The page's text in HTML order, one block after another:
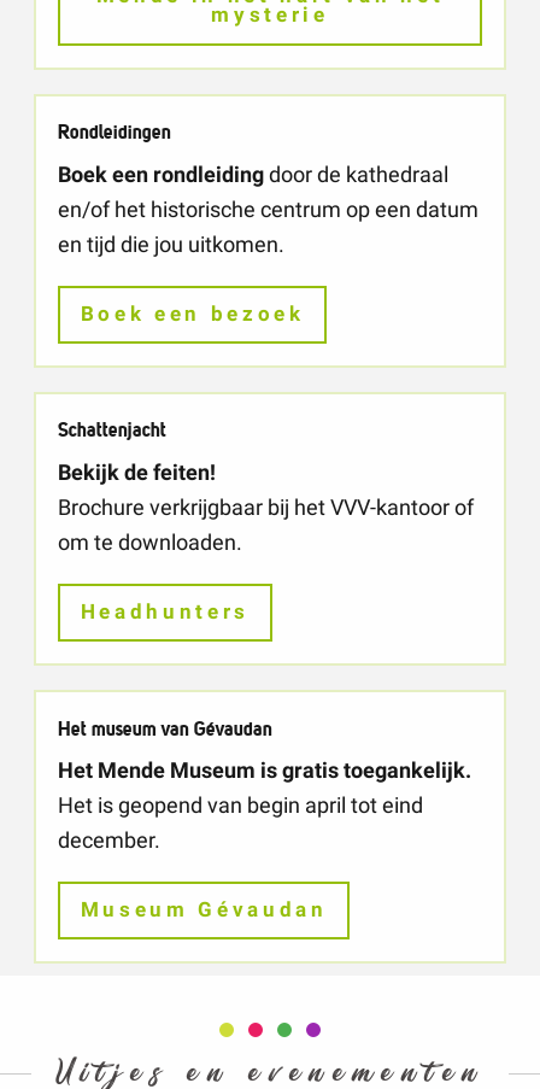
mysterie
Rondleidingen
Boek een rondleidingdoor de kathedraal
en/of het historische centrum op een datum
en tijd die jou uitkomen.
Boek een bezoek
Schattenjacht
Bekijk de feiten!
Brochure verkrijgbaar bij het VVV-kantoor of
om te downloaden.
Headhunters
Het museum van Gévaudan
Het Mende Museum is gratis toegankelijk.
Het is geopend van begin april tot eind
december.
Museum Gévaudan
Uitjes en evenementen